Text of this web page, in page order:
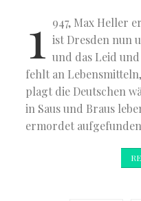
1 947, Max Heller
ist Dresden nun
und das Leid
fehlt an
plagt die Deutschen
in Saus und Braus
ermordet